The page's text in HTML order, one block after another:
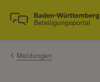
Zum Inhalt springen
Link zur Startseite
Meldungen